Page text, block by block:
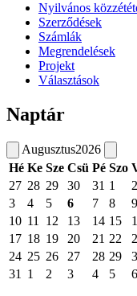
Nyilvános
Szerződések
Számlák
Megrendelések
Projekt
Választások
Naptár
Augusztus2026
Hé Ke Sze Csü Pé Szo
27 28 29 30 31 1
2
3
4 5 6 7 8
9
10 11 12 13 14 15
17 18 19 20 21 22
24 25 26 27 28 29
31
1 2 3 4 5 6